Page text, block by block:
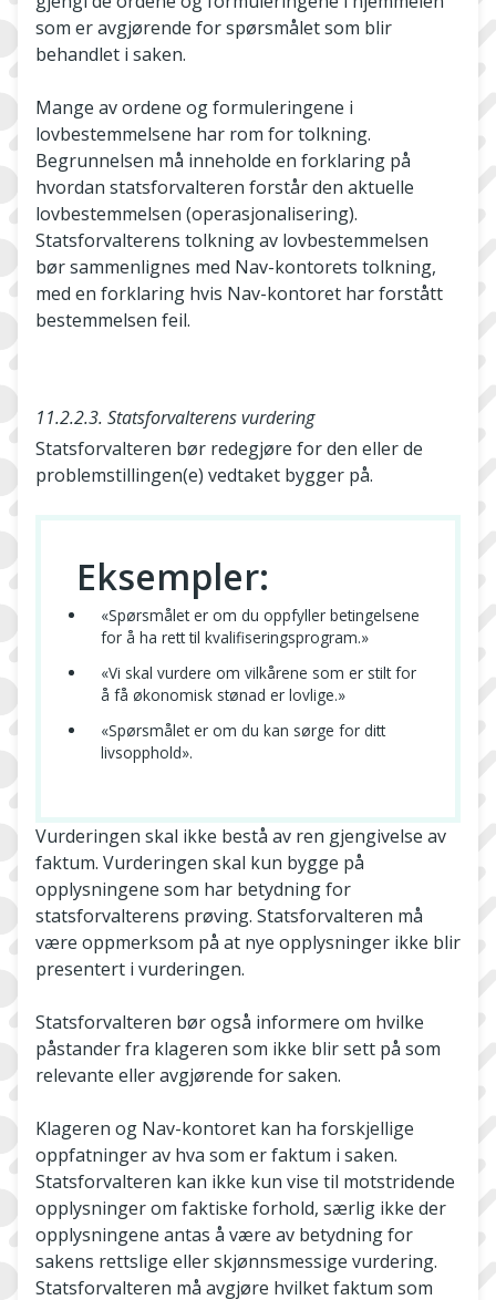
som er avgjørende for spørsmålet som blir
behandlet i saken.
Mange av ordene og formuleringene i
lovbestemmelsene har rom for tolkning.
Begrunnelsen må inneholde en forklaring på
hvordan statsforvalteren forstår den aktuelle
lovbestemmelsen (operasjonalisering).
Statsforvalterens tolkning av lovbestemmelsen
bør sammenlignes med Nav­-kontorets tolkning,
med en forklaring hvis Nav-­kontoret har forstått
bestemmelsen feil.
11.2.2.3. Statsforvalterens vurdering
Statsforvalteren bør redegjøre for den eller de
problemstillingen(e) vedtaket bygger på.
Eksempler:
«Spørsmålet er om du oppfyller betingelsene
for å ha rett til kvalifiseringsprogram.»
«Vi skal vurdere om vilkårene som er stilt for
å få økonomisk stønad er lovlige.»
«Spørsmålet er om du kan sørge for ditt
livsopphold».
Vurderingen skal ikke bestå av ren gjengivelse av
faktum. Vurderingen skal kun bygge på
opplysningene som har betydning for
statsforvalterens prøving. Statsforvalteren må
være oppmerksom på at nye opplysninger ikke blir
presentert i vurderingen.
Statsforvalteren bør også informere om hvilke
påstander fra klageren som ikke blir sett på som
relevante eller avgjørende for saken.
Klageren og Nav-kontoret kan ha forskjellige
oppfatninger av hva som er faktum i saken.
Statsforvalteren kan ikke kun vise til motstridende
opplysninger om faktiske forhold, særlig ikke der
opplysningene antas å være av betydning for
sakens rettslige eller skjønnsmessige vurdering.
Statsforvalteren må avgjøre hvilket faktum som